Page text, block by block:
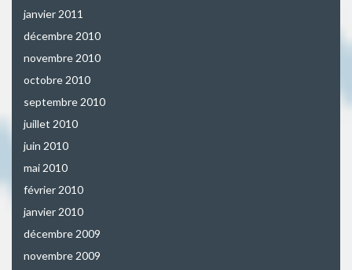
janvier 2011
décembre 2010
novembre 2010
octobre 2010
septembre 2010
juillet 2010
juin 2010
mai 2010
février 2010
janvier 2010
décembre 2009
novembre 2009